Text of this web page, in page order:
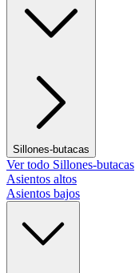
Sillones-butacas
Ver todo Sillones-butacas
Asientos altos
Asientos bajos